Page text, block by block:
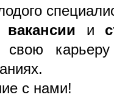
вакансии и
свою
с нами!